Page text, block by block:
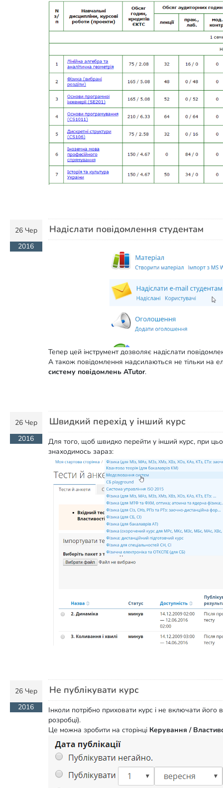
26 Чер
2016
Надіслати повідомлення студентам
Тепер цей інструмент дозволяє надіслати
А також повідомлення надсилаються не тільки на
систему повідомлень ATutor.
26 Чер
2016
Швидкий перехід у інший курс
Для того, щоб швидко перейти у інший курс, при
знаходимось зараз:
26 Чер
2016
Не публікувати курс
Інколи потрібно приховати курс і не включати
розробці).
Це можна зробити на сторінці Керування /